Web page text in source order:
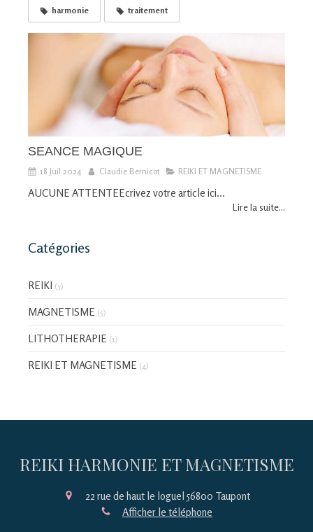
harmonie traitement
SEANCE MAGIQUE
18 Juil 2024 Claudie Bernicot REIKI ET MAGNETISME
AUCUNE ATTENTEEcrivez votre article ici...
Lire la suite...
Catégories
REIKI (5)
MAGNETISME (5)
LITHOTHERAPIE (1)
REIKI ET MAGNETISME (4)
REIKI HARMONIE ET MAGNETISME
22 rue de haut le loguel 56800 Taupont
Afficher le téléphone